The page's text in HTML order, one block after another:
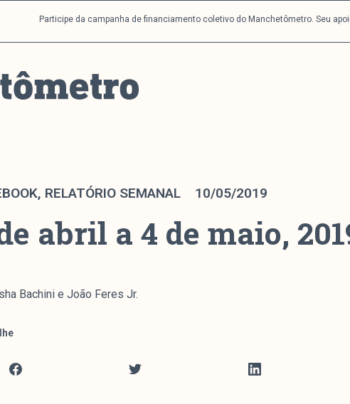
Participe da campanha de financiamento coletivo do Manchetômetro. Seu
, RELATÓRIO SEMANAL 10/05/2019
abril a 4 de maio,
Bachini e João Feres Jr.